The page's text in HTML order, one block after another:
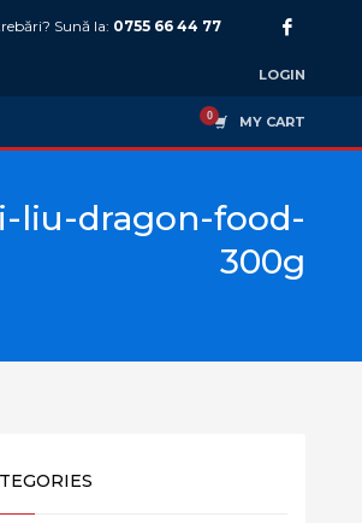
Sună la: 0755 66 44 77
LOGIN
MY CART
liu-dragon-food-
300g